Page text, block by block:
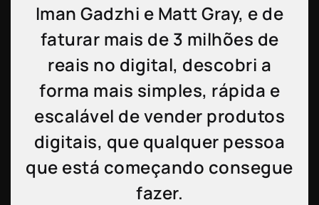
Iman Gadzhi e Matt Gray, e de
faturar mais de 3 milhões de
reais no digital, descobri a
forma mais simples, rápida e
escalável de vender produtos
digitais, que qualquer pessoa
que está começando consegue
fazer.